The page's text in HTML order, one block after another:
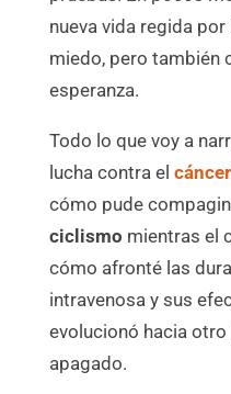
nueva vida regida
miedo, pero también
esperanza.
Todo lo que voy a
lucha contra el
cómo pude
ciclismo mientras el
cómo afronté las
intravenosa y sus
evolucionó hacia
apagado.